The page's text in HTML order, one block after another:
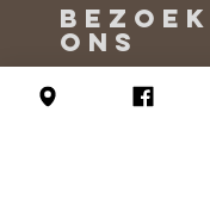
BEZOEK
ONS